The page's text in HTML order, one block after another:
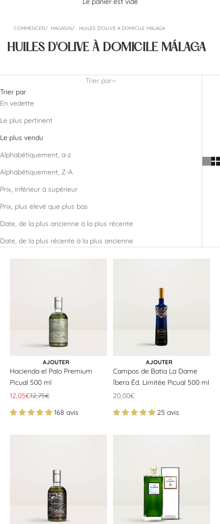
COMMENCER MAGASIN HUILES D'OLIVE À DOMICILE MÁLAGA
HUILES D'OLIVE À DOMICILE MÁLAGA
Trier par
Trier par
En vedette
Le plus pertinent
Le plus vendu
Alphabétiquement, a-z
Alphabétiquement, Z-A
Prix, inférieur à supérieur
Prix, plus élevé que plus bas
Date, de la plus ancienne à la plus récente
Date, de la plus récente à la plus ancienne
CHOISIR LES OPTIONS
AJOUTER
Hacienda el Palo Premium
Picual 500 ml
Offrir un prix
12,05€Prix ​​normal
12,75€
168 avis
CHOISIR LES OPTIONS
AJOUTER
Campos de Batia La Dame
Íbera Éd. Limitée Picual 500 ml
Offrir un prix
20,00€
25 avis